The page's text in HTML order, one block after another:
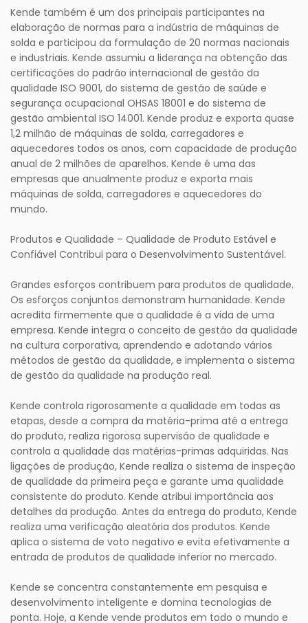
Kende também é um dos principais participantes na
elaboração de normas para a indústria de máquinas de
solda e participou da formulação de 20 normas nacionais
e industriais. Kende assumiu a liderança na obtenção das
certificações do padrão internacional de gestão da
qualidade ISO 9001, do sistema de gestão de saúde e
segurança ocupacional OHSAS 18001 e do sistema de
gestão ambiental ISO 14001. Kende produz e exporta quase
1,2 milhão de máquinas de solda, carregadores e
aquecedores todos os anos, com capacidade de produção
anual de 2 milhões de aparelhos. Kende é uma das
empresas que anualmente produz e exporta mais
máquinas de solda, carregadores e aquecedores do
mundo.
Produtos e Qualidade – Qualidade de Produto Estável e
Confiável Contribui para o Desenvolvimento Sustentável.
Grandes esforços contribuem para produtos de qualidade.
Os esforços conjuntos demonstram humanidade. Kende
acredita firmemente que a qualidade é a vida de uma
empresa. Kende integra o conceito de gestão da qualidade
na cultura corporativa, aprendendo e adotando vários
métodos de gestão da qualidade, e implementa o sistema
de gestão da qualidade na produção real.
Kende controla rigorosamente a qualidade em todas as
etapas, desde a compra da matéria-prima até a entrega
do produto, realiza rigorosa supervisão de qualidade e
controla a qualidade das matérias-primas adquiridas. Nas
ligações de produção, Kende realiza o sistema de inspeção
de qualidade da primeira peça e garante uma qualidade
consistente do produto. Kende atribui importância aos
detalhes da produção. Antes da entrega do produto, Kende
realiza uma verificação aleatória dos produtos. Kende
aplica o sistema de voto negativo e evita efetivamente a
entrada de produtos de qualidade inferior no mercado.
Kende se concentra constantemente em pesquisa e
desenvolvimento inteligente e domina tecnologias de
ponta. Hoje, a Kende vende produtos em todo o mundo e